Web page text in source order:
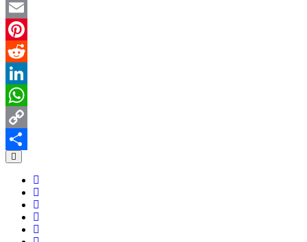
Twitter
Email
Pinterest
Reddit
LinkedIn
WhatsApp
Copy
Link
共